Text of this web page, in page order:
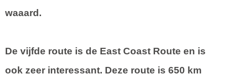
waaard.
De vijfde route is de East Coast Route en is
ook zeer interessant. Deze route is 650 km